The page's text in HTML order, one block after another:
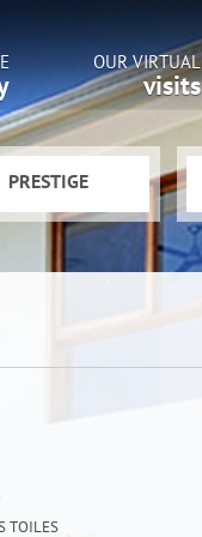
OUR VIRTUAL
visits
PRESTIGE
TOILES